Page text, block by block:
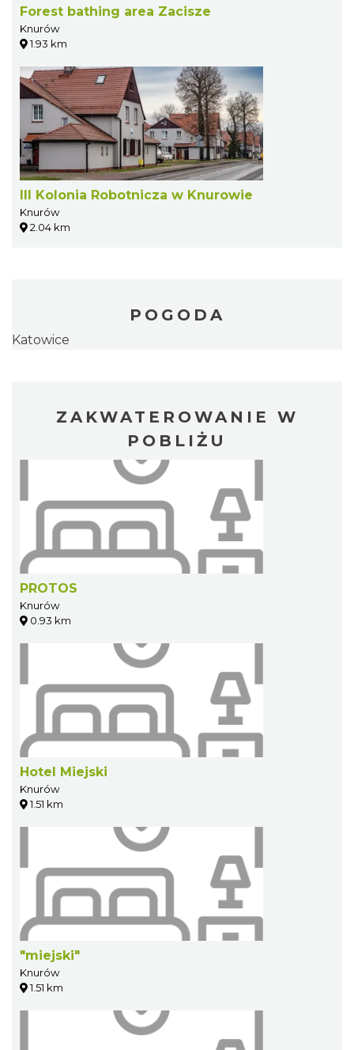
Forest bathing area Zacisze
Knurów
1.93 km
III Kolonia Robotnicza w Knurowie
Knurów
2.04 km
POGODA
Katowice
ZAKWATEROWANIE W
POBLIŻU
PROTOS
Knurów
0.93 km
Hotel Miejski
Knurów
1.51 km
"miejski"
Knurów
1.51 km